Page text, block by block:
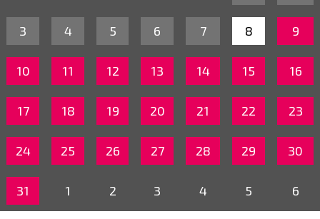
3 4 5 6 7 8 9
10 11 12 13 14 15 16
17 18 19 20 21 22 23
24 25 26 27 28 29 30
31 1 2 3 4 5 6